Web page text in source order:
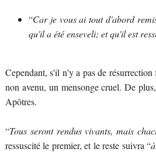
“Car je vous ai tout d'abord
qu'il a été enseveli; et qu'il est
Cependant, s'il n'y a pas de résurrection
non avenu, un mensonge cruel. De
Apôtres.
“Tous seront rendus vivants, mais
ressuscité le premier, et le reste suivra “